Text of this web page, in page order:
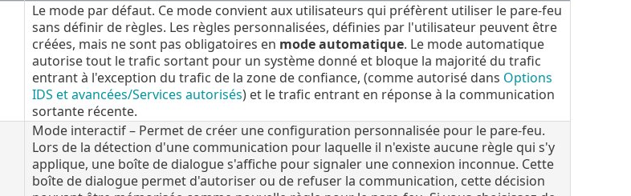
Le mode par défaut. Ce mode convient aux utilisateurs qui préfèrent utiliser le pare-feu
sans définir de règles. Les règles personnalisées, définies par l'utilisateur peuvent être
créées, mais ne sont pas obligatoires en mode automatique. Le mode automatique
autorise tout le trafic sortant pour un système donné et bloque la majorité du trafic
entrant à l'exception du trafic de la zone de confiance, (comme autorisé dans Options
IDS et avancées/Services autorisés) et le trafic entrant en réponse à la communication
sortante récente.
Mode interactif – Permet de créer une configuration personnalisée pour le pare-feu.
Lors de la détection d'une communication pour laquelle il n'existe aucune règle qui s'y
applique, une boîte de dialogue s'affiche pour signaler une connexion inconnue. Cette
boîte de dialogue permet d'autoriser ou de refuser la communication, cette décision